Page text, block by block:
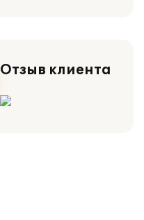
Отзыв клиента